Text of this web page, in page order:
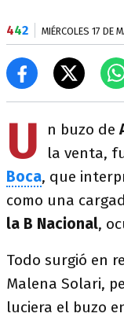
442 MIÉRCOLES 17 DE
U n buzo de
la venta,
Boca, que
como una
la B Nacional,
Todo surgió en
Malena Solari,
luciera el buzo